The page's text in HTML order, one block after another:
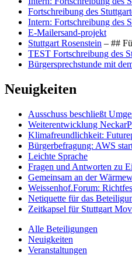
Fortschreibung des
Intern: Fortschreibung des
E-Mailersand-projekt
Stuttgart Rosenstein – ##
TEST Fortschreibung des
Bürgersprechstunde mit
Neuigkeiten
Ausschuss beschließt
Weiterentwicklung
Klimafreundlichkeit:
Bürgerbefragung: AWS
Leichte Sprache
Fragen und Antworten zu
Gemeinsam an der
Weissenhof.Forum:
Netiquette für das
Zeitkapsel für Stuttgart
Alle Beteiligungen
Neuigkeiten
Veranstaltungen